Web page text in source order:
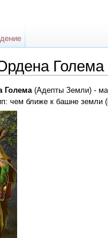
Голема
Голема(Адепты Земли) -
чем ближе к башне земли